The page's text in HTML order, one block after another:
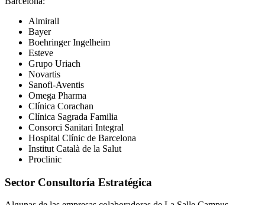
Almirall
Bayer
Boehringer Ingelheim
Esteve
Grupo Uriach
Novartis
Sanofi-Aventis
Omega Pharma
Clínica Corachan
Clínica Sagrada Familia
Consorci Sanitari Integral
Hospital Clínic de Barcelona
Institut Català de la Salut
Proclinic
Sector Consultoría Estratégica